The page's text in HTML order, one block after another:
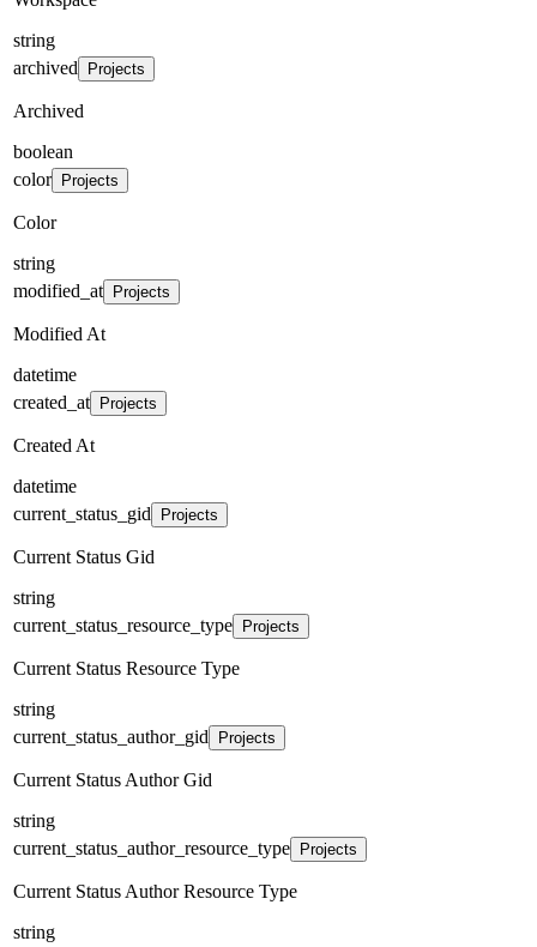
string
archived
Projects
Archived
boolean
color
Projects
Color
string
modified_at
Projects
Modified At
datetime
created_at
Projects
Created At
datetime
current_status_gid
Projects
Current Status Gid
string
current_status_resource_type
Projects
Current Status Resource Type
string
current_status_author_gid
Projects
Current Status Author Gid
string
current_status_author_resource_type
Projects
Current Status Author Resource Type
string